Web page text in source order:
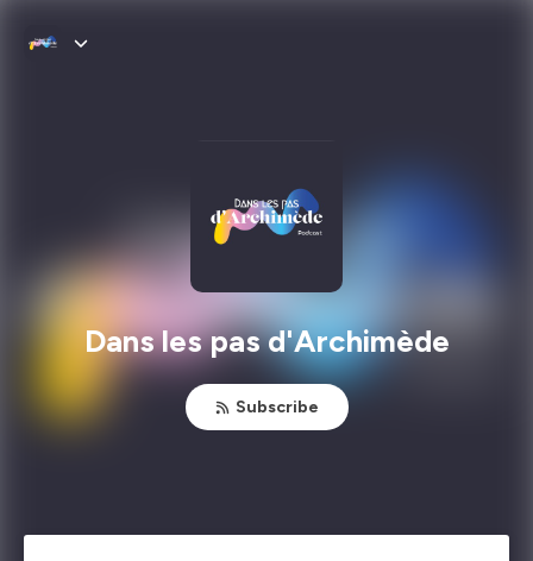
Dans les pas d'Archimède
Subscribe